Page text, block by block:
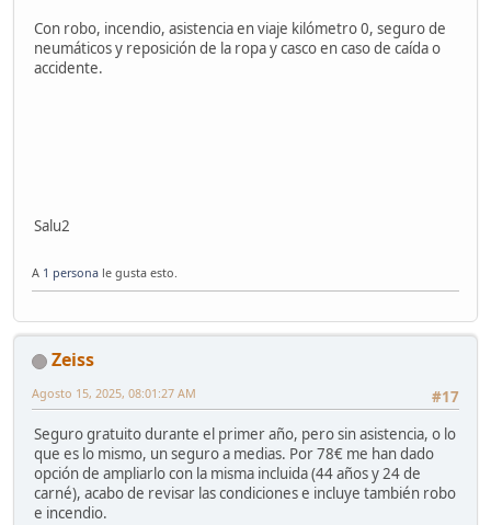
Con robo, incendio, asistencia en viaje kilómetro 0, seguro de
neumáticos y reposición de la ropa y casco en caso de caída o
accidente.
Salu2
A 1 persona le gusta esto.
Zeiss
#17
Agosto 15, 2025, 08:01:27 AM
Seguro gratuito durante el primer año, pero sin asistencia, o lo
que es lo mismo, un seguro a medias. Por 78€ me han dado
opción de ampliarlo con la misma incluida (44 años y 24 de
carné), acabo de revisar las condiciones e incluye también robo
e incendio.